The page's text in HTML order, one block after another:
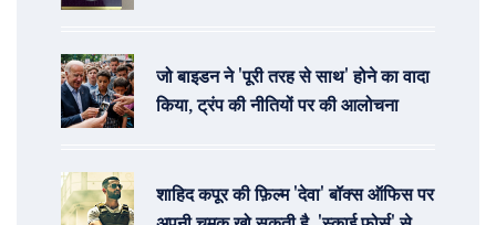
जो बाइडन ने 'पूरी तरह से साथ' होने का वादा
किया, ट्रंप की नीतियों पर की आलोचना
शाहिद कपूर की फ़िल्म 'देवा' बॉक्स ऑफिस पर